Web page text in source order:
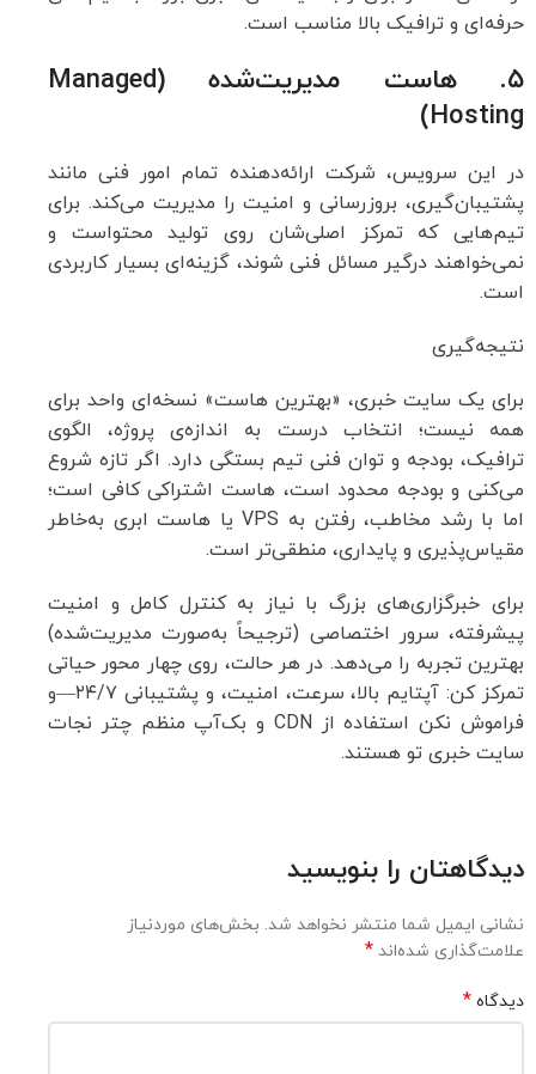
حرفه‌ای و ترافیک بالا مناسب است.
۵. هاست مدیریت‌شده (Managed
Hosting)
در این سرویس، شرکت ارائه‌دهنده تمام امور فنی مانند
پشتیبان‌گیری، بروزرسانی و امنیت را مدیریت می‌کند. برای
تیم‌هایی که تمرکز اصلی‌شان روی تولید محتواست و
نمی‌خواهند درگیر مسائل فنی شوند، گزینه‌ای بسیار کاربردی
است.
نتیجه‌گیری
برای یک سایت خبری، «بهترین هاست» نسخه‌ای واحد برای
همه نیست؛ انتخاب درست به اندازه‌ی پروژه، الگوی
ترافیک، بودجه و توان فنی تیم بستگی دارد. اگر تازه شروع
می‌کنی و بودجه محدود است، هاست اشتراکی کافی است؛
اما با رشد مخاطب، رفتن به VPS یا هاست ابری به‌خاطر
مقیاس‌پذیری و پایداری، منطقی‌تر است.
برای خبرگزاری‌های بزرگ با نیاز به کنترل کامل و امنیت
پیشرفته، سرور اختصاصی (ترجیحاً به‌صورت مدیریت‌شده)
بهترین تجربه را می‌دهد. در هر حالت، روی چهار محور حیاتی
تمرکز کن: آپتایم بالا، سرعت، امنیت، و پشتیبانی ۲۴/۷—و
فراموش نکن استفاده از CDN و بک‌آپ منظم چتر نجات
سایت خبری تو هستند.
دیدگاهتان را بنویسید
نشانی ایمیل شما منتشر نخواهد شد. بخش‌های موردنیاز
علامت‌گذاری شده‌اند *
دیدگاه *